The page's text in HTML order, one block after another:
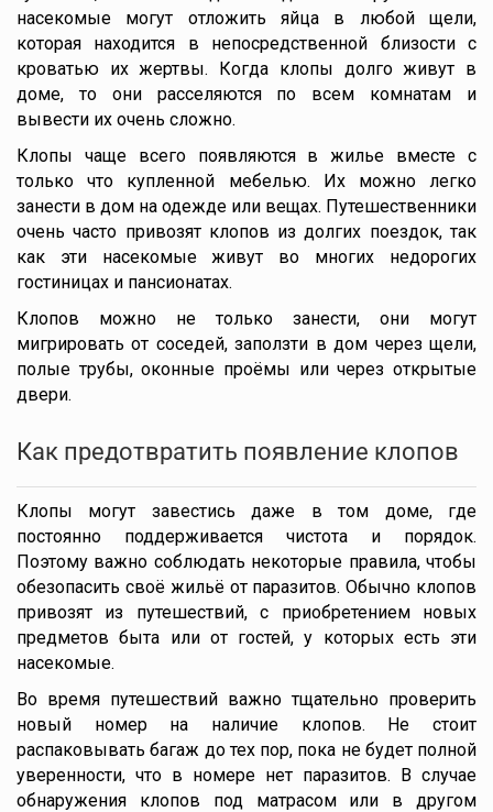
насекомые могут отложить яйца в любой щели,
которая находится в непосредственной близости с
кроватью их жертвы. Когда клопы долго живут в
доме, то они расселяются по всем комнатам и
вывести их очень сложно.
Клопы чаще всего появляются в жилье вместе с
только что купленной мебелью. Их можно легко
занести в дом на одежде или вещах. Путешественники
очень часто привозят клопов из долгих поездок, так
как эти насекомые живут во многих недорогих
гостиницах и пансионатах.
Клопов можно не только занести, они могут
мигрировать от соседей, заползти в дом через щели,
полые трубы, оконные проёмы или через открытые
двери.
Как предотвратить появление клопов
Клопы могут завестись даже в том доме, где
постоянно поддерживается чистота и порядок.
Поэтому важно соблюдать некоторые правила, чтобы
обезопасить своё жильё от паразитов. Обычно клопов
привозят из путешествий, с приобретением новых
предметов быта или от гостей, у которых есть эти
насекомые.
Во время путешествий важно тщательно проверить
новый номер на наличие клопов. Не стоит
распаковывать багаж до тех пор, пока не будет полной
уверенности, что в номере нет паразитов. В случае
обнаружения клопов под матрасом или в другом